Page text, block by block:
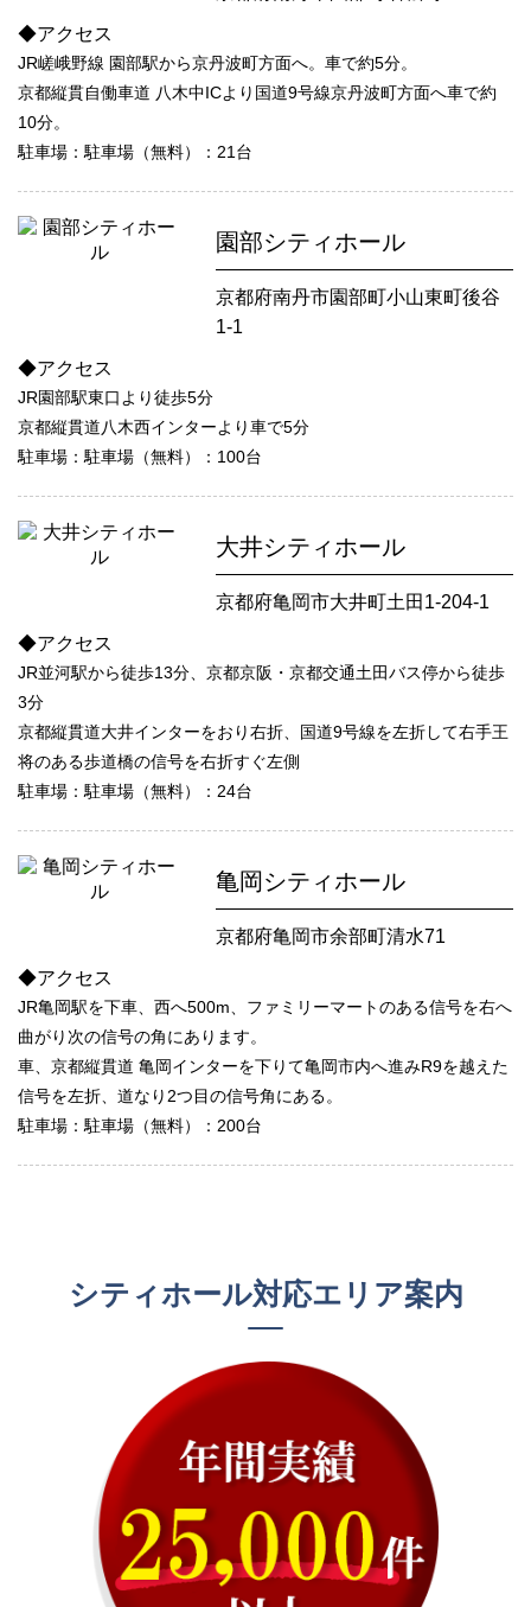
◆アクセス
JR嵯峨野線 園部駅から京丹波町方面へ。車で約5分。
京都縦貫自働車道 八木中ICより国道9号線京丹波町方面へ車で約
10分。
駐車場：駐車場（無料）：21台
園部シティホール
京都府南丹市園部町小山東町後谷
1-1
◆アクセス
JR園部駅東口より徒歩5分
京都縦貫道八木西インターより車で5分
駐車場：駐車場（無料）：100台
大井シティホール
京都府亀岡市大井町土田1-204-1
◆アクセス
JR並河駅から徒歩13分、京都京阪・京都交通土田バス停から徒歩
3分
京都縦貫道大井インターをおり右折、国道9号線を左折して右手王
将のある歩道橋の信号を右折すぐ左側
駐車場：駐車場（無料）：24台
亀岡シティホール
京都府亀岡市余部町清水71
◆アクセス
JR亀岡駅を下車、西へ500m、ファミリーマートのある信号を右へ
曲がり次の信号の角にあります。
車、京都縦貫道 亀岡インターを下りて亀岡市内へ進みR9を越えた
信号を左折、道なり2つ目の信号角にある。
駐車場：駐車場（無料）：200台
シティホール対応エリア案内